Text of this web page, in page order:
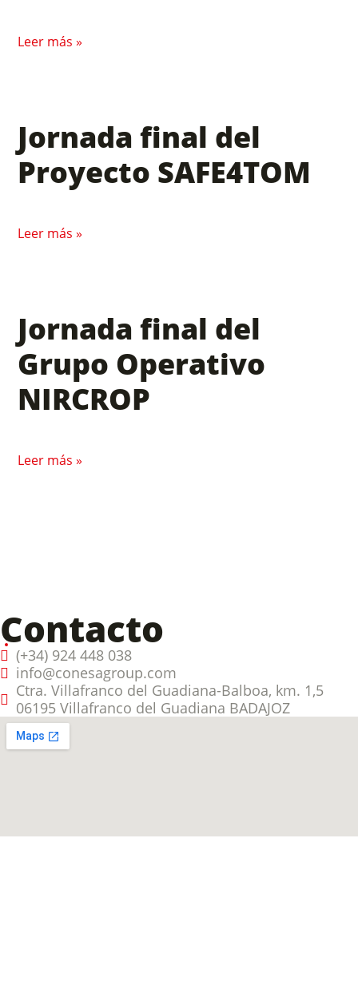
Leer más »
Jornada final del
Proyecto SAFE4TOM
Leer más »
Jornada final del
Grupo Operativo
NIRCROP
Leer más »
Contacto
(+34) 924 448 038
info@conesagroup.com
Ctra. Villafranco del Guadiana-Balboa, km. 1,5
06195 Villafranco del Guadiana BADAJOZ